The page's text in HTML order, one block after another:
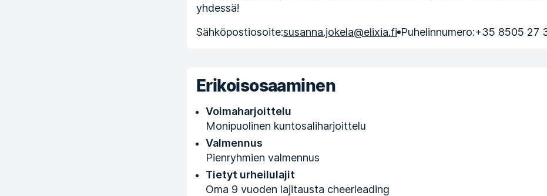
yhdessä!
Sähköpostiosoite:susanna.jokela@elixia.fi Puhelinnumero:+35 8505 27
Erikoisosaaminen
Voimaharjoittelu
Monipuolinen kuntosaliharjoittelu
Valmennus
Pienryhmien valmennus
Tietyt urheilulajit
Oma 9 vuoden lajitausta cheerleading